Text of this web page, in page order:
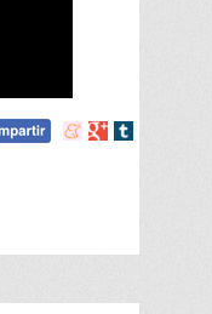
Compartir
Compartir
Compartir